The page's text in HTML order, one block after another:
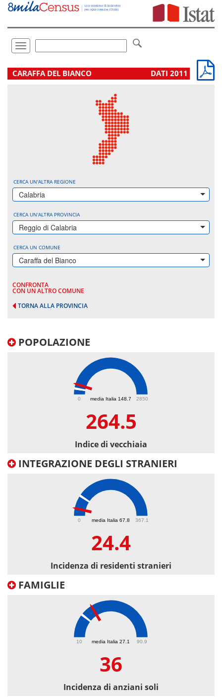
Vai
direttamente
Toggle
navigation
.
CARAFFA DEL BIANCO DATI 2011
CERCA UN'ALTRA REGIONE
Calabria
CERCA UN'ALTRA PROVINCIA
Reggio di Calabria
CERCA UN COMUNE
Caraffa del Bianco
CONFRONTA
CON UN ALTRO COMUNE
TORNA ALLA PROVINCIA
POPOLAZIONE
media Italia 148.7
0 2850
264.5
Indice di vecchiaia
INTEGRAZIONE DEGLI STRANIERI
media Italia 67.8
0 367.1
24.4
Incidenza di residenti stranieri
FAMIGLIE
media Italia 27.1
10 90.9
36
Incidenza di anziani soli